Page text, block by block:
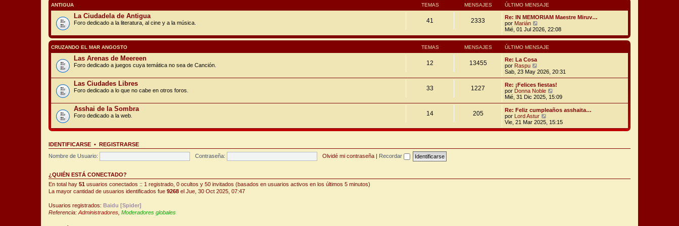
j
e
o
m
e
s
j
e
t
i
o
m
e
s
e
ANTIGUA TEMAS MENSAJES ÚLTIMO MENSAJE
La Ciudadela de Antigua
Foro dedicado a la literatura, al cine y a la música. 41 2333
Re: IN MEMORIAM Maestre Miruv…
por Marián
e
r
ú
l
t
o
m
e
n
s
e
Mié, 01 Jul 2026, 22:08
CRUZANDO EL MAR ANGOSTO TEMAS MENSAJES ÚLTIMO MENSAJE
Las Arenas de Meereen
Foro dedicado a juegos cuya temática no sea de Canción. 12 13455
Re: La Cosa
por Raspu
e
r
ú
l
t
o
m
e
n
j
Sab, 23 May 2026, 20:31
Las Ciudades Libres
Foro dedicado a lo que no cabe en otros foros. 33 1227
Re: ¡Felices fiestas!
por Donna Noble
e
r
ú
t
m
e
e
Mié, 31 Dic 2025, 15:09
Asshai de la Sombra
Foro dedicado a la web. 14 205
Re: Feliz cumpleaños asshaita…
por Lord Astur
e
r
Vie, 21 Mar 2025, 15:15
IDENTIFICARSE • REGISTRARSE
Nombre de Usuario:
Contraseña: Olvidé mi contraseña | Recordar
¿QUIÉN ESTÁ CONECTADO?
En total hay 51 usuarios conectados :: 1 registrado, 0 ocultos y 50 invitados (basados en usuarios activos en los últimos 5 minutos)
La mayor cantidad de usuarios identificados fue 9268 el Jue, 30 Oct 2025, 07:47
Usuarios registrados: Baidu [Spider]
Referencia: Administradores Moderadores globales